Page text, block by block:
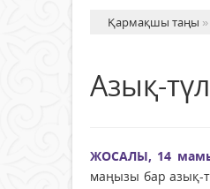
Қармақшы таңы »
Азық-
ЖОСАЛЫ, 14
маңызы бар азық-